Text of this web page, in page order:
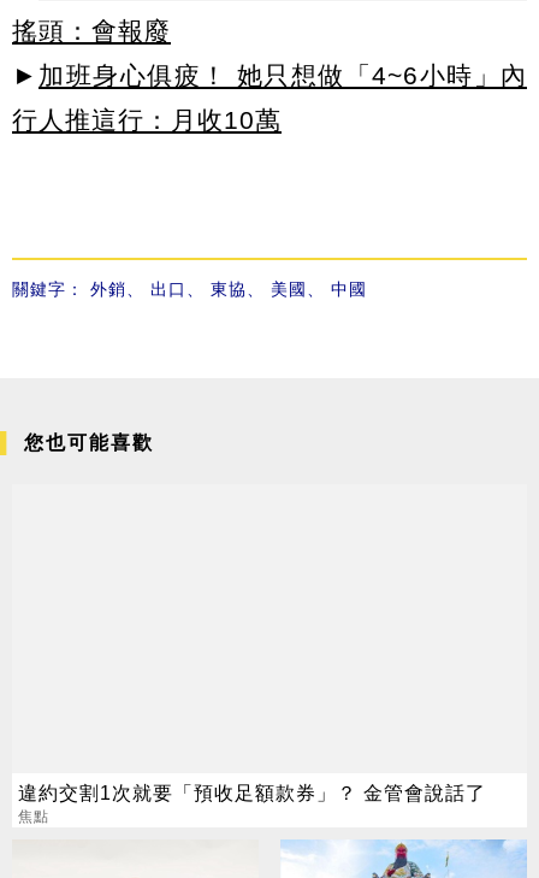
搖頭：會報廢
► 加班身心俱疲！ 她只想做「4~6小時」內
行人推這行：月收10萬
關鍵字： 外銷 出口 東協 美國 中國
您也可能喜歡
違約交割1次就要「預收足額款券」？ 金管會說話了
焦點